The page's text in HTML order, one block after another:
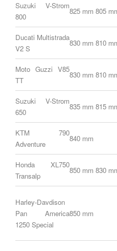
Suzuki V-Strom
800
825 mm 805
Ducati Multistrada
V2 S
830 mm 810
Moto Guzzi V85
TT
830 mm 810
Suzuki V-Strom
650
835 mm 815
KTM 790
Adventure
840 mm
Honda XL750
Transalp
850 mm 830
Harley-Davdison
Pan America
1250 Special
850 mm